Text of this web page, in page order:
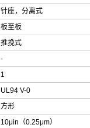
针座，分离式
板至板
推挽式
-
1
UL94 V-0
方形
10μin（0.25μm）